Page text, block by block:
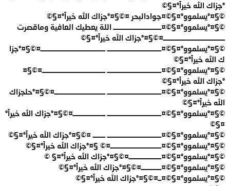
°جزاك الله خيراً°¤§©
©§¤°يسلموو°¤§©¤جوادالبحر ¤©§¤°جزاك الله خيراً°¤§©
©§¤°يسلموو°¤§©¤ـــــــــــــــــــــــــــــــ اللة يعطيك العافية وماقصرت
ــــــــــــــــــــــــــــــــــــــــ¤©§¤°جزاك الله خيراً°¤§©
©§¤°يسلموو°¤§©¤ـــــــــــــــــــــــــــــــــــ ــــــــــــــــــــــــــــــــــــــــــ¤©§¤°جزا
ك الله خيراً°¤§©
©§¤°يسلموو°¤§©¤ـــــــــــــــــــــــــــــــــــ ـــــــــــــــــــــــــــــــــــــــــ¤©§¤
°جزاك الله خيراً°¤§©
©§¤°يسلموو°¤§©¤ـــــــــــــــــــــــــــــــــــ ـــــــــــــــــــــــــــــــــ¤©§¤°حلجزاك
الله خيراً°¤§©
©§¤°يسلموو°¤§©¤ـــــــــــــــــــــــــــــــــــ ـــــــــــــــــــــ¤©§¤°جزاك الله خيراً°
¤§©
©§¤°يسلموو°¤§©¤ـــــــــــــــــــــــــــــــــــ ــــــــ ¤©§¤°جزاك الله خيراً°¤§©
©§¤°يسلموو°¤§©¤ـــــــــــــــــــــــــــــــــ¤© §¤°جزاك الله خيراً°¤§©
©§¤°يسلموو°¤§©¤ـــــــــــــــــــــ¤©§¤°جزاك الله خيراً°¤§ ©
©§¤°يسلموو°¤§©¤ـــــــــــــ¤©§¤°جزاك الله خيراً°¤§©
©§¤°يسلموو°¤§©¤ــ¤©§¤°جزاك الله خيراً°¤§©